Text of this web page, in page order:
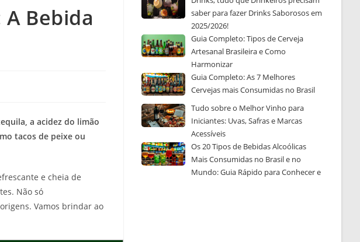
Bebida
a acidez do limão
tacos de peixe ou
e cheia de
Não só
Vamos brindar ao
saber para fazer Drinks Saborosos em
2025/2026!
Guia Completo: Tipos de Cerveja
Artesanal Brasileira e Como
Harmonizar
Guia Completo: As 7 Melhores
Cervejas mais Consumidas no Brasil
Tudo sobre o Melhor Vinho para
Iniciantes: Uvas, Safras e Marcas
Acessíveis
Os 20 Tipos de Bebidas Alcoólicas
Mais Consumidas no Brasil e no
Mundo: Guia Rápido para Conhecer e